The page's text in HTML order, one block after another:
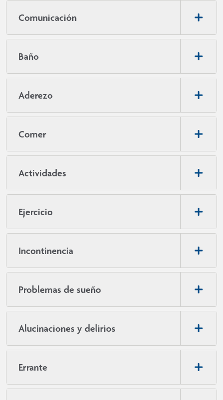
Comunicación
Baño
Aderezo
Comer
Actividades
Ejercicio
Incontinencia
Problemas de sueño
Alucinaciones y delirios
Errante